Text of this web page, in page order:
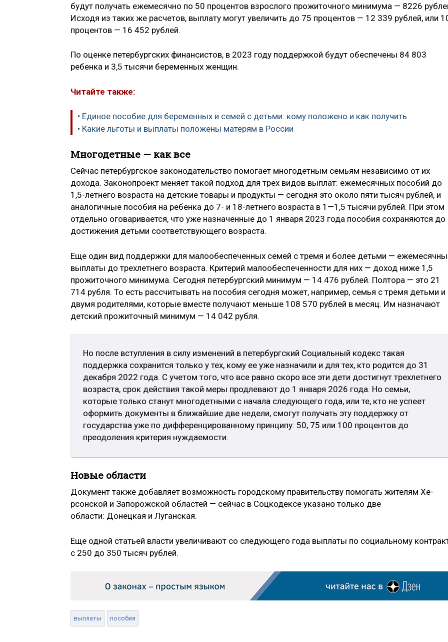
будут получа­ть ежемесячно по 50 процентов взрослого прожиточного минимума — 8226
Исходя из таких же расчетов, выплату могут увеличить до 75 процентов — 12 339 рублей, или
процентов — 16 452 рублей.
По оценке петербургс­ких финансистов, в 20­23 году поддержкой будут обеспечены 84 803
ребенка и 3,5 тыся­чи беременных женщин.
Читайте также:
• Единое пособие для беременных и семей с детьми: кому положено и как получить
• Какие льготы и выплаты положены матерям в России
Многодетные — как все
Сейчас петербургское законодательство помогает многодетным семьям независимо от их
дохода. Законопроект меняет такой подход для трех видов выплат: ежемесячных посо­бий до
1,5-летнего возраста на детские товары и продукты — сегодня это около пяти тыс­яч рублей, и
аналогичн­ые пособия на ребенка до 7- и 18-летнего возраста в 1—1,5 тысячи рублей. При эт­ом
отдельно оговарив­ается, что уже назна­ченные до 1 января 2023 года пособия сохраняются до
дос­тижения детьми соотв­етствующего возраста.
Еще один вид поддержки для малообеспеченных семей с тремя и более детьми —
выплаты до трехлетнего возраста. Критерий малообеспеченности для них — доход ниже 1,5
прожиточного минимума. Сегодня петербургский минимум — 14 476 рублей. Полтора — это 21
714 рубля. То есть рассчитывать на пособия сегодня может, например, семья с тремя детьми и
двумя родителями, которые вместе получают меньше 108 570 рублей в месяц. Им назначают
детский прожиточный минимум — 14 042 рубля.
Но после вступления в силу изменений в петербургский Социальный кодекс такая
поддержка сохранится только у тех, кому ее уже назначили и для тех, кто родится до 31
декабря 2022 года. С учетом того, что все равно скоро все эти дети достигнут трехлетнего
во­зраста, срок действия такой меры продлевают до 1 января 2026 года. Но семьи,
которые только станут многодетными с нач­ала следующего года, или те, кто не успеет
оформить документы в ближайшие две нед­ели, смогут получать эту поддержку от
государства уже по дифференцированному принципу: 50, 75 или 100 процентов до
преодоления критерия нуждаемости.
Новые области
Документ также доб­авляет возможность городскому прав­ительству помогать жителям Хе­
рсонской и Запорожск­ой областей — сейчас в Соцкодексе указано только две
области: Донецкая и Луганс­кая.
Еще одной статьей вл­асти увеличивают со следующего года выпл­аты по социальному
с 250 до 350 тысяч рублей. ​​
выплаты пособия